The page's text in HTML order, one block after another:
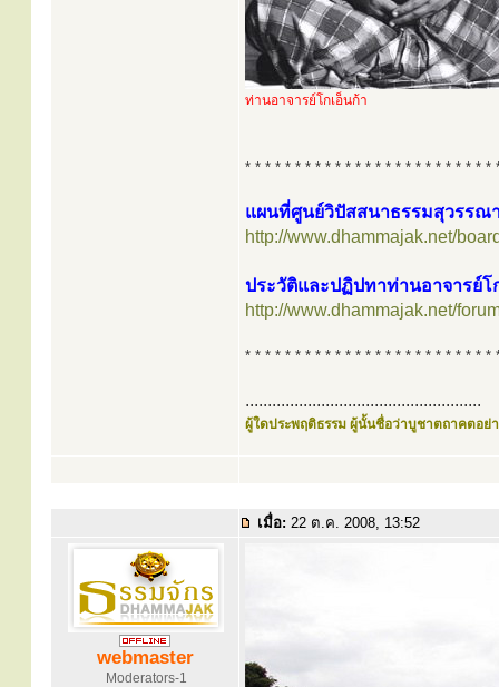
ท่านอาจารย์โกเอ็นก้า
* * * * * * * * * * * * * * * * * * * * * * * * *
แผนที่ศูนย์วิปัสสนาธรรมสุวรรณ
http://www.dhammajak.net/
ประวัติและปฏิปทาท่านอาจารย์โ
http://www.dhammajak.net/
* * * * * * * * * * * * * * * * * * * * * * * * *
.....................................................
ผู้ใดประพฤติธรรม ผู้นั้นชื่อว่าบูชาตถาคตอย่า
เมื่อ: 22 ต.ค. 2008, 13:52
webmaster
Moderators-1